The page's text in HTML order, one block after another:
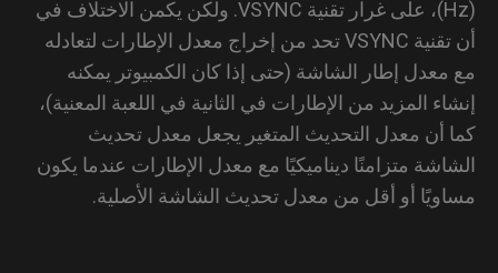
(Hz)، على غرار تقنية VSYNC. ولكن يكمن الاختلاف في
أن تقنية VSYNC تحد من إخراج معدل الإطارات لتعادله
إطار الشاشة (حتى إذا كان الكمبيوتر يمكنه
المزيد من الإطارات في الثانية في اللعبة المعنية)،
أن معدل التحديث المتغير يجعل معدل تحديث
متزامنًا ديناميكيًا مع معدل الإطارات عندما يكون
أو أقل من معدل تحديث الشاشة الأصلية.